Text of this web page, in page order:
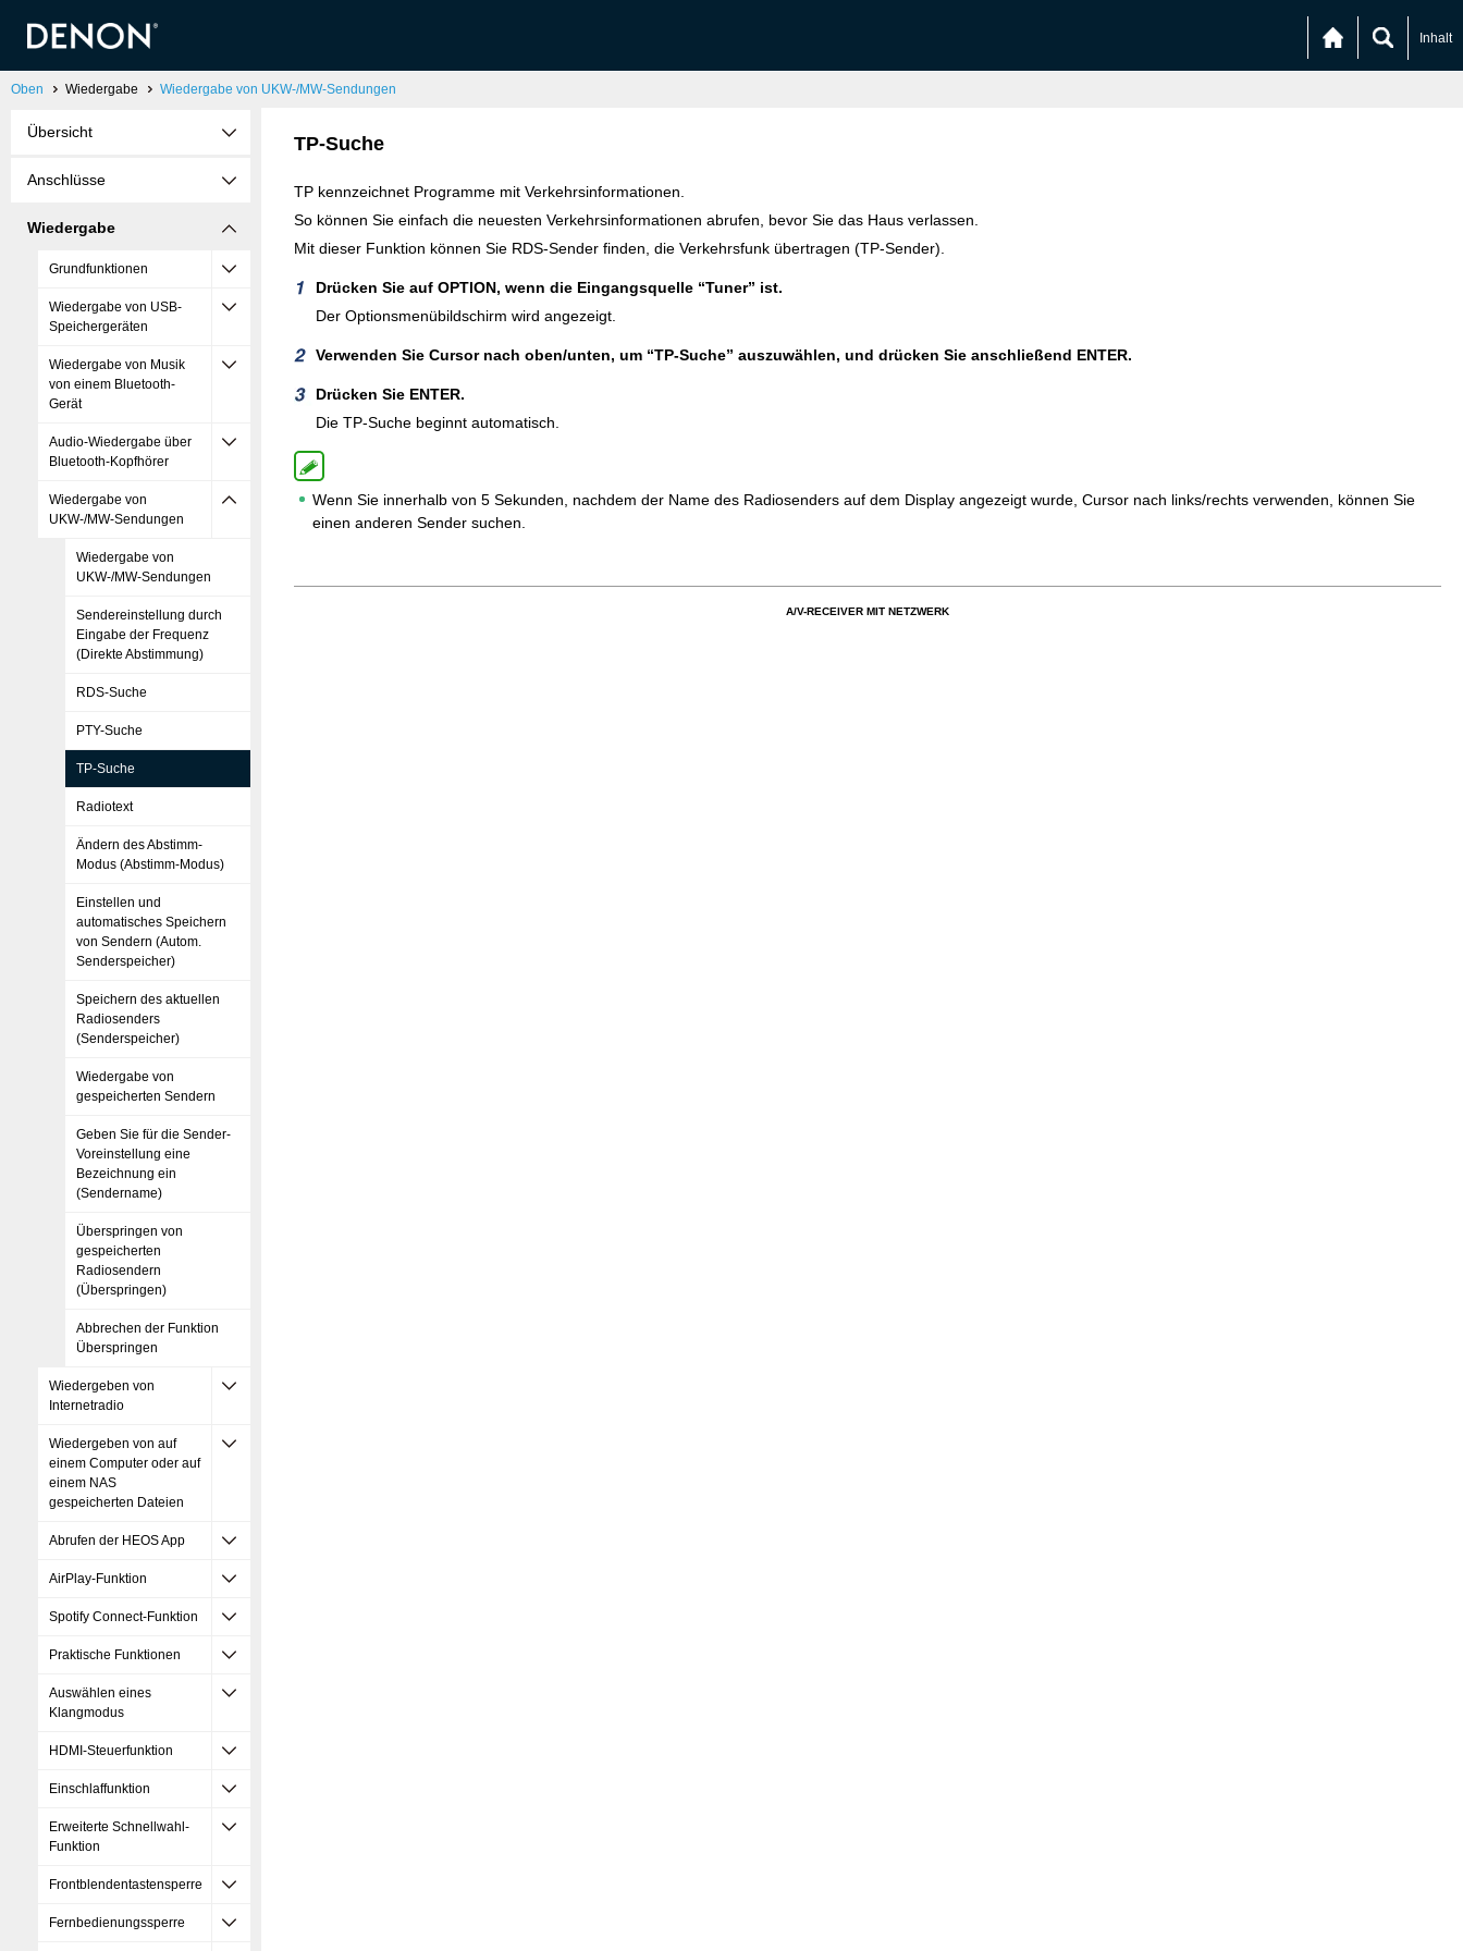
Inhalt
Oben Wiedergabe Wiedergabe von UKW-/MW-Sendungen
Übersicht
Anschlüsse
Wiedergabe
Grundfunktionen
Wiedergabe von USB-
Speichergeräten
Wiedergabe von Musik
von einem Bluetooth-
Gerät
Audio-Wiedergabe über
Bluetooth-Kopfhörer
Wiedergabe von
UKW-/MW-Sendungen
Wiedergabe von
UKW-/MW-Sendungen
Sendereinstellung durch
Eingabe der Frequenz
(Direkte Abstimmung)
RDS-Suche
PTY-Suche
TP-Suche
Radiotext
Ändern des Abstimm-
Modus (Abstimm-Modus)
Einstellen und
automatisches Speichern
von Sendern (Autom.
Senderspeicher)
Speichern des aktuellen
Radiosenders
(Senderspeicher)
Wiedergabe von
gespeicherten Sendern
Geben Sie für die Sender-
Voreinstellung eine
Bezeichnung ein
(Sendername)
Überspringen von
gespeicherten
Radiosendern
(Überspringen)
Abbrechen der Funktion
Überspringen
Wiedergeben von
Internetradio
Wiedergeben von auf
einem Computer oder auf
einem NAS
gespeicherten Dateien
Abrufen der HEOS App
AirPlay-Funktion
Spotify Connect-Funktion
Praktische Funktionen
Auswählen eines
Klangmodus
HDMI-Steuerfunktion
Einschlaffunktion
Erweiterte Schnellwahl-
Funktion
Frontblendentastensperre
Fernbedienungssperre
TP-Suche
TP kennzeichnet Programme mit Verkehrsinformationen.
So können Sie einfach die neuesten Verkehrsinformationen abrufen, bevor Sie das Haus verlassen.
Mit dieser Funktion können Sie RDS-Sender finden, die Verkehrsfunk übertragen (TP-Sender).
Drücken Sie auf OPTION, wenn die Eingangsquelle “Tuner” ist.
Der Optionsmenübildschirm wird angezeigt.
Verwenden Sie Cursor nach oben/unten, um “TP-Suche” auszuwählen, und drücken Sie anschließend ENTER.
Drücken Sie ENTER.
Die TP-Suche beginnt automatisch.
Wenn Sie innerhalb von 5 Sekunden, nachdem der Name des Radiosenders auf dem Display angezeigt wurde, Cursor nach links/rechts verwenden, können Sie
einen anderen Sender suchen.
A/V-RECEIVER MIT NETZWERK